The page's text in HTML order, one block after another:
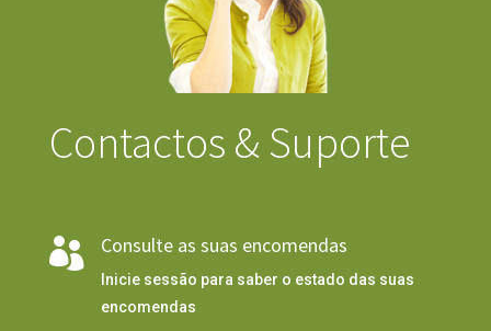
Contactos & Suporte
 Consulte as suas encomendas
Inicie sessão para saber o estado das suas
encomendas